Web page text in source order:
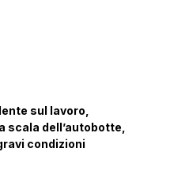
sul lavoro,
scala dell’autobotte,
condizioni